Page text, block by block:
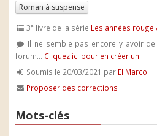
Roman à suspense
3e livre de la série Les années rouge
Il ne semble pas encore y avoir
forum... Cliquez ici pour en créer un !
Soumis le 20/03/2021 par El Marco
Proposer des corrections
Mots-clés